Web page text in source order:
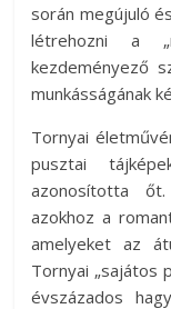
során megújuló
létrehozni a
kezdeményező
munkásságának
Tornyai
pusztai
azonosította
azokhoz a
amelyeket az
Tornyai „sajátos
évszázados